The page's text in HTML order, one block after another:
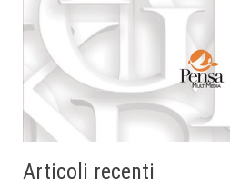
Articoli recenti